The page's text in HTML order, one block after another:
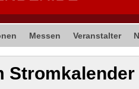
Messen Veranstalter
Stromkalender